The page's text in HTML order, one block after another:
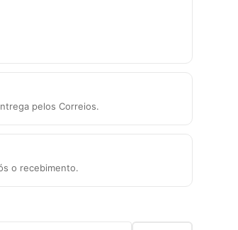
pelos Correios.
o recebimento.